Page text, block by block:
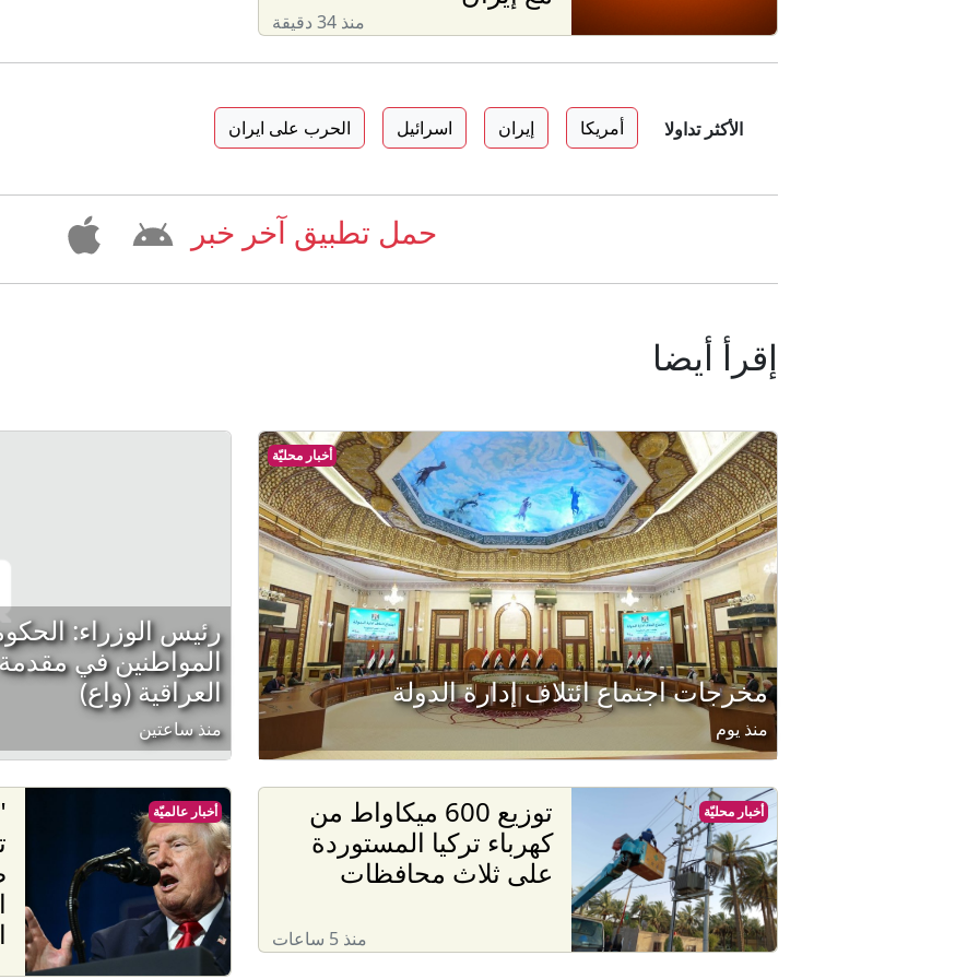
منذ 34 دقيقة
الأكثر تداولا أمريكا إيران اسرائيل الحرب على ايران
حمل تطبيق آخر خبر
إقرأ أيضا
أخبار محليّة
مخرجات اجتماع ائتلاف إدارة الدولة
منذ يوم
رئيس الوزراء:
المواطنين في مقدمة
العراقية (واع)
منذ ساعتين
توزيع 600 ميكاواط من
كهرباء تركيا المستوردة
على ثلاث محافظات
منذ 5 ساعات
أخبار محليّة أخبار عالميّة